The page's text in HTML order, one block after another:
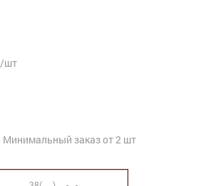
/шт
Минимальный заказ от 2 шт